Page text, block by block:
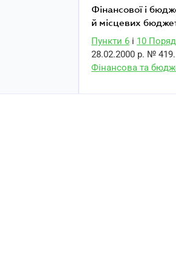
фінансової і бюджетної звітності розпорядниками та одержувачами коштів державного
й місцевих
Пункти 6 і 10
28.02.2000 р. № 419.
Фінансова та